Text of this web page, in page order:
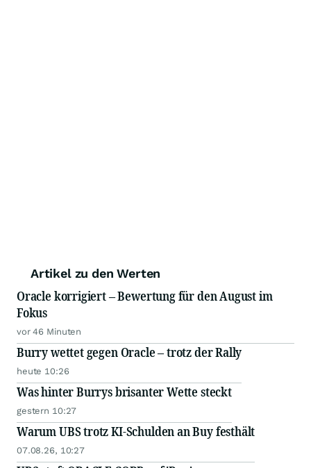
Artikel zu den Werten
Oracle korrigiert – Bewertung für den August im
Fokus
vor 46 Minuten
Burry wettet gegen Oracle – trotz der Rally
heute 10:26
Was hinter Burrys brisanter Wette steckt
gestern 10:27
Warum UBS trotz KI-Schulden an Buy festhält
07.08.26, 10:27